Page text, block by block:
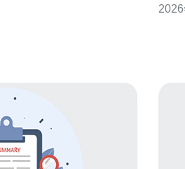
务器的日志